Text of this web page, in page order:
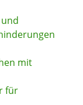
mit
für